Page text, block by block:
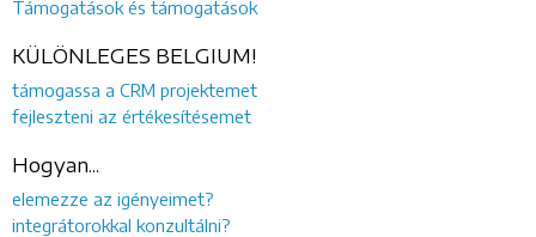
Támogatások és támogatások
KÜLÖNLEGES BELGIUM!
támogassa a CRM projektemet
fejleszteni az értékesítésemet
Hogyan...
elemezze az igényeimet?
integrátorokkal konzultálni?